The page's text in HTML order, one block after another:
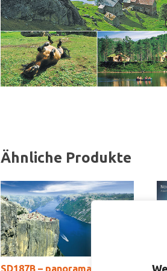
Ähnliche Produkte
SD187B – panoramakort